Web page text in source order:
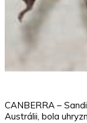
CANBERRA –
Austrálii, bola